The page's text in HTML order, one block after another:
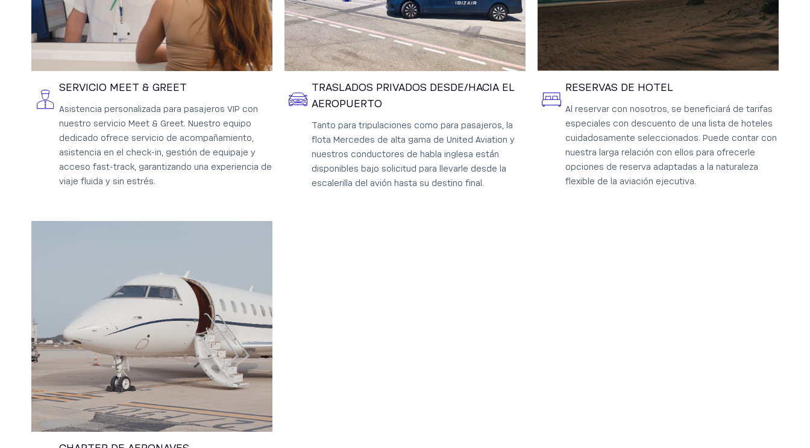
SERVICIO MEET & GREET
Asistencia personalizada para pasajeros VIP con
nuestro servicio Meet & Greet. Nuestro equipo
dedicado ofrece servicio de acompañamiento,
asistencia en el check-in, gestión de equipaje y
acceso fast-track, garantizando una experiencia de
viaje fluida y sin estrés.
TRASLADOS PRIVADOS DESDE/HACIA EL
AEROPUERTO
Tanto para tripulaciones como para pasajeros, la
flota Mercedes de alta gama de United Aviation y
nuestros conductores de habla inglesa están
disponibles bajo solicitud para llevarle desde la
escalerilla del avión hasta su destino final.
RESERVAS DE HOTEL
Al reservar con nosotros, se beneficiará de tarifas
especiales con descuento de una lista de hoteles
cuidadosamente seleccionados. Puede contar con
nuestra larga relación con ellos para ofrecerle
opciones de reserva adaptadas a la naturaleza
flexible de la aviación ejecutiva.